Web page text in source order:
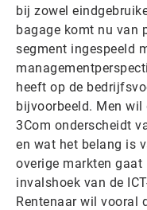
bij zowel
bagage komt nu van
segment ingespeeld
heeft op de
bijvoorbeeld. Men
3Com onderscheidt
en wat het belang is
overige markten
invalshoek van de
Rentenaar wil vooral